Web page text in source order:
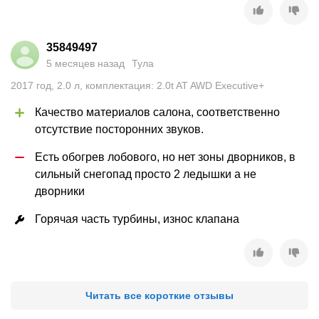
35849497
5 месяцев назад
Тула
2017 год 2.0 л комплектация: 2.0t AT AWD Executive+
Качество материалов салона, соответственно
отсутствие посторонних звуков.
Есть обогрев лобового, но нет зоны дворников, в
сильный снегопад просто 2 ледышки а не
дворники
Горячая часть турбины, износ клапана
Читать все короткие отзывы